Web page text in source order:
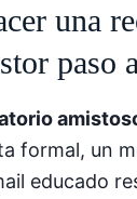
una
paso
formal, un
educado